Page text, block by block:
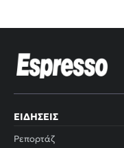
ΕΙΔΉΣΕΙΣ
Ρεπορτάζ